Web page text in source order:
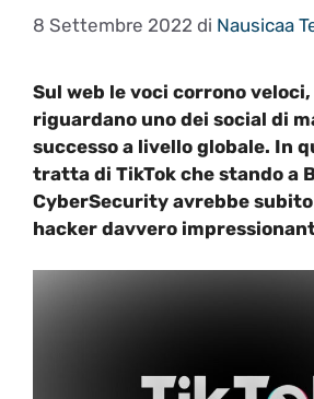
8 Settembre 2022 di Nausicaa
Sul web le voci corrono
riguardano uno dei social di
successo a livello globale. In
tratta di TikTok che stando a
CyberSecurity avrebbe
hacker davvero